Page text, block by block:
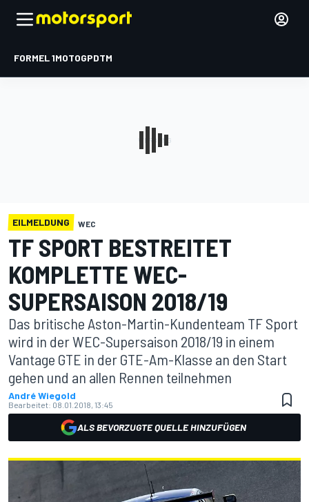
FORMEL 1MOTOGPDTM
EILMELDUNG WEC
TF SPORT BESTREITET
KOMPLETTE WEC-
SUPERSAISON 2018/19
Das britische Aston-Martin-Kundenteam TF Sport
wird in der WEC-Supersaison 2018/19 in einem
Vantage GTE in der GTE-Am-Klasse an den Start
gehen und an allen Rennen teilnehmen
André Wiegold
Bearbeitet: 08.01.2018, 13:45
ALS BEVORZUGTE QUELLE HINZUFÜGEN